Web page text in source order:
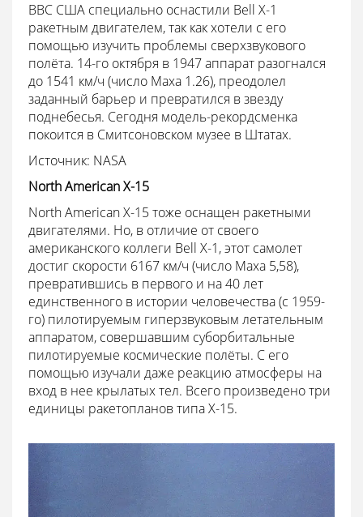
ВВС США специально оснастили Bell X-1
ракетным двигателем, так как хотели с его
помощью изучить проблемы сверхзвукового
полёта. 14-го октября в 1947 аппарат разогнался
до 1541 км/ч (число Маха 1.26), преодолел
заданный барьер и превратился в звезду
поднебесья. Сегодня модель-рекордсменка
покоится в Смитсоновском музее в Штатах.
Источник: NASA
North American X-15
North American X-15 тоже оснащен ракетными
двигателями. Но, в отличие от своего
американского коллеги Bell X-1, этот самолет
достиг скорости 6167 км/ч (число Маха 5,58),
превратившись в первого и на 40 лет
единственного в истории человечества (с 1959-
го) пилотируемым гиперзвуковым летательным
аппаратом, совершавшим суборбитальные
пилотируемые космические полёты. С его
помощью изучали даже реакцию атмосферы на
вход в нее крылатых тел. Всего произведено три
единицы ракетопланов типа Х-15.